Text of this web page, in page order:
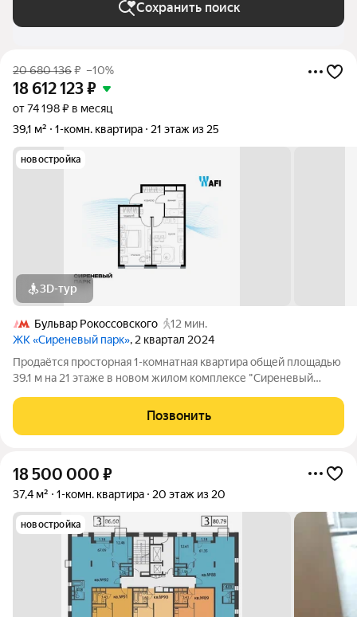
Сохранить поиск
20 680 136₽ –10%
18 612 123₽
от 74 198 ₽ в месяц
39,1 м²
1-комн. квартира 21 этаж из 25
новостройка
3D-тур
Бульвар Рокоссовского
12 мин.
ЖК «Сиреневый парк», 2 квартал 2024
Продаётся просторная 1-комнатная квартира общей площадью
39.1 м на 21 этаже в новом жилом комплексе "Сиреневый
Москвы на улице Тагильская. Всего 10 минут ходьбы от
станции метро "Бульвар
Позвонить
18 500 000 ₽
37,4 м² 1-комн. квартира 20 этаж из 20
новостройка